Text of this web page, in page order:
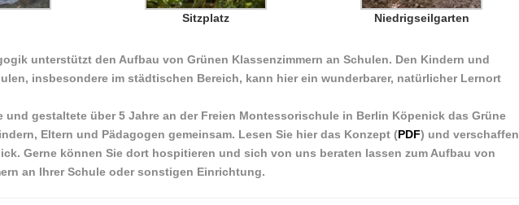
Sitzplatz Niedrigseilgarten
unterstützt den Aufbau von Grünen Klassenzimmern an Schulen. Den Kindern und
insbesondere im städtischen Bereich, kann hier ein wunderbarer, natürlicher Lernort
und gestaltete über 5 Jahre an der Freien Montessorischule in Berlin Köpenick das Grüne
Eltern und Pädagogen gemeinsam. Lesen Sie hier das Konzept (PDF) und verschaffen
Gerne können Sie dort hospitieren und sich von uns beraten lassen zum Aufbau von
an Ihrer Schule oder sonstigen Einrichtung.